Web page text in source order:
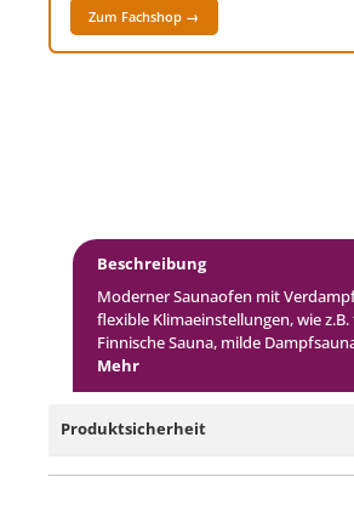
Zum Fachshop →
Beschreibung
Moderner Saunaofen mit
flexible Klimaeinstellungen, wie
Finnische Sauna, milde
Mehr
Produktsicherheit